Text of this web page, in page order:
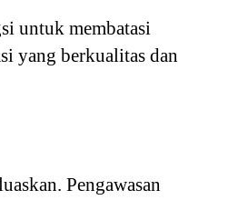
untuk membatasi
yang berkualitas dan
Pengawasan